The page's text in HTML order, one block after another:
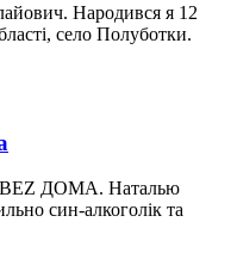
Народився я 12
село Полуботки.
BEZ ДОМА. Наталью
син-алкоголік та